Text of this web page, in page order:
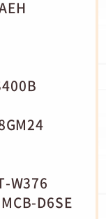
W376
D6SE